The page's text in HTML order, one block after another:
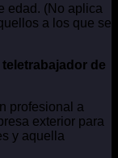
edad. (No aplica
a los que se
de
profesional a
exterior para
y aquella